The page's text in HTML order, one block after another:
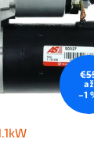
až
–1